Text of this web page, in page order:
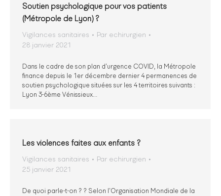
Soutien psychologique pour vos patients
(Métropole de Lyon) ?
Vigilances sanitaires Par echirurgien
28 janvier 2021
Dans le cadre de son plan d’urgence COVID, la Métropole
finance depuis le 1er décembre dernier 4 permanences de
soutien psychologique situées sur les 4 territoires suivants :
Lyon 3-6ème Vénissieux…
Les violences faites aux enfants ?
Vigilances sanitaires Par echirurgien
25 janvier 2021
De quoi parle-t-on ? ? Selon l’Organisation Mondiale de la